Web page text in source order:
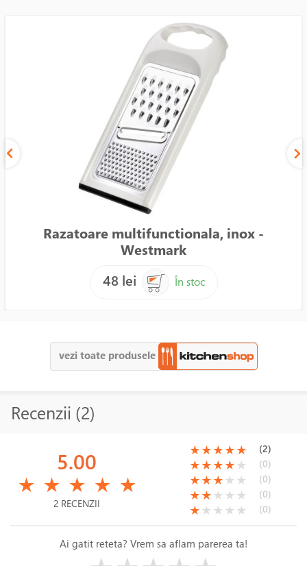
Razatoare multifunctionala, inox -
Westmark
48 lei
În stoc
vezi toate produsele
Recenzii (2)
5.00
★ ★ ★ ★ ★
2 RECENZII
(*)
★(*)
★(*)
★(*)
★(*)
★ (2)
(*)
★(*)
★(*)
★(*)
★( )
★ (0)
(*)
★(*)
★(*)
★( )
★ ( )
★ (0)
(*)
★(*)
★( )
★ ( )
★ ( )
★ (0)
(*)
★( )
★ ( )
★ ( )
★ ( )
★ (0)
Ai gatit reteta? Vrem sa aflam parerea ta!